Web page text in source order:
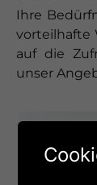
Ihre
vorteilhafte
auf die
unser